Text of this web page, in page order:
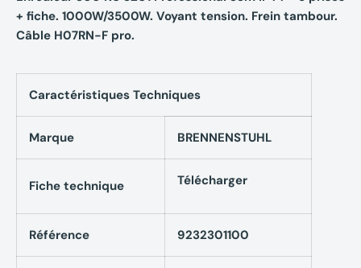
+ fiche. 1000W/3500W. Voyant tension. Frein tambour.
Câble H07RN-F pro.
Caractéristiques Techniques
Marque BRENNENSTUHL
Fiche technique Télécharger
Référence 9232301100